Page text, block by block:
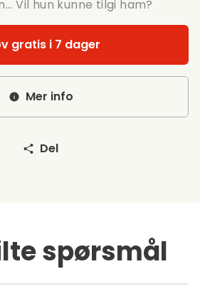
Vil hun kunne tilgi ham?
gratis i 7 dager
Mer info
Del
spørsmål